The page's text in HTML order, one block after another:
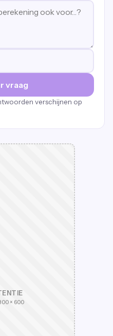
vraag
verschijnen op
× 600